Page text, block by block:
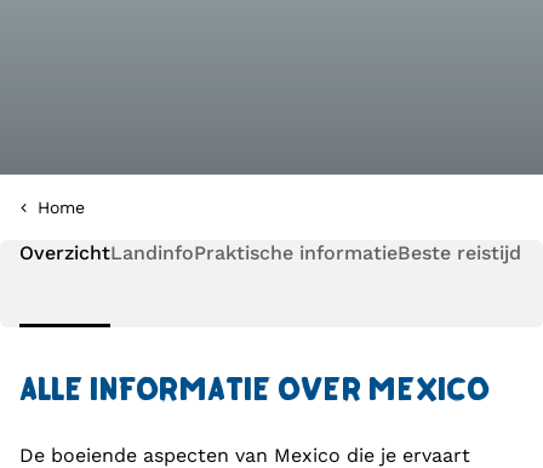
Home
OverzichtLandinfoPraktische informatieBeste reistijd
ALLE INFORMATIE OVER MEXICO
De boeiende aspecten van Mexico die je ervaart